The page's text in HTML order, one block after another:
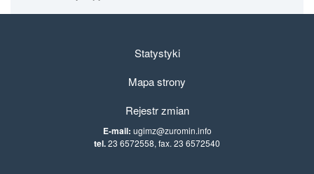
Statystyki
Mapa strony
Rejestr zmian
E-mail: ugimz@zuromin.info
tel.23 6572558, fax. 23 6572540